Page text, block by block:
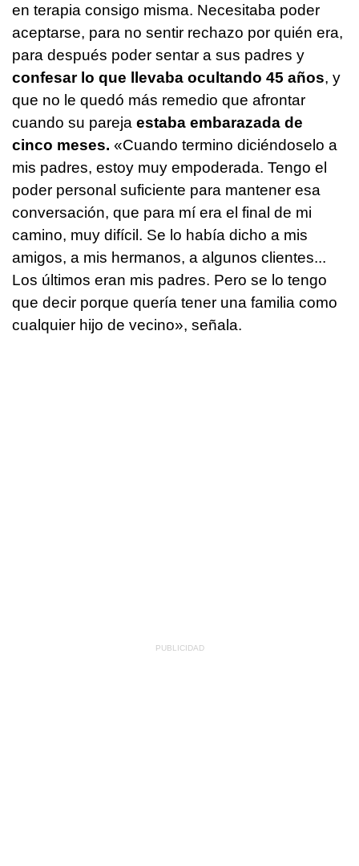
en terapia consigo misma. Necesitaba poder
aceptarse, para no sentir rechazo por quién era,
para después poder sentar a sus padres y
confesar lo que llevaba ocultando 45 años, y
que no le quedó más remedio que afrontar
cuando su pareja estaba embarazada de
cinco meses. «Cuando termino diciéndoselo a
mis padres, estoy muy empoderada. Tengo el
poder personal suficiente para mantener esa
conversación, que para mí era el final de mi
camino, muy difícil. Se lo había dicho a mis
amigos, a mis hermanos, a algunos clientes...
Los últimos eran mis padres. Pero se lo tengo
que decir porque quería tener una familia como
cualquier hijo de vecino», señala.